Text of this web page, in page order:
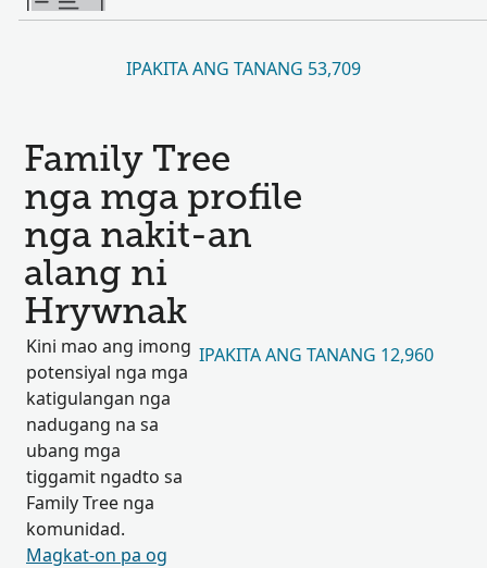
IPAKITA ANG TANANG 53,709
Family Tree
nga mga profile
nga nakit-an
alang ni
Hrywnak
Kini mao ang imong
potensiyal nga mga
katigulangan nga
nadugang na sa
ubang mga
tiggamit ngadto sa
Family Tree nga
komunidad.
Magkat-on pa og
IPAKITA ANG TANANG 12,960